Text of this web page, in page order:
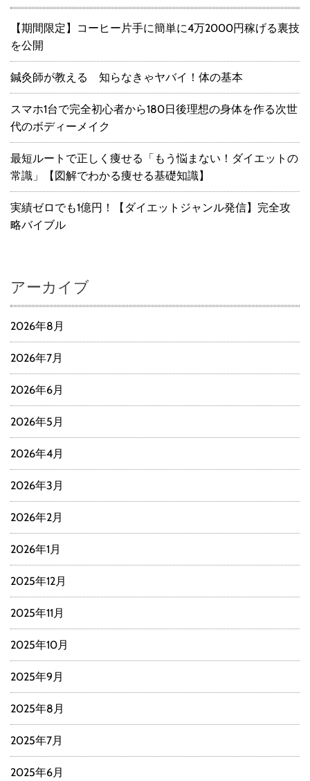
【期間限定】コーヒー片手に簡単に4万2000円稼げる裏技
を公開
鍼灸師が教える 知らなきゃヤバイ！体の基本
スマホ1台で完全初心者から180日後理想の身体を作る次世
代のボディーメイク
最短ルートで正しく痩せる「もう悩まない！ダイエットの
常識」【図解でわかる痩せる基礎知識】
実績ゼロでも1億円！【ダイエットジャンル発信】完全攻
略バイブル
アーカイブ
2026年8月
2026年7月
2026年6月
2026年5月
2026年4月
2026年3月
2026年2月
2026年1月
2025年12月
2025年11月
2025年10月
2025年9月
2025年8月
2025年7月
2025年6月